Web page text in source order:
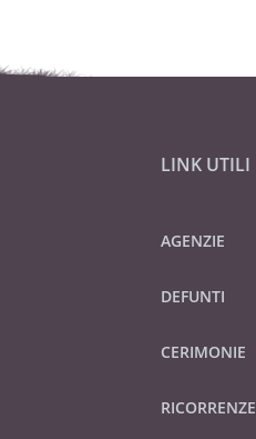
LINK UTILI
AGENZIE
DEFUNTI
CERIMONIE
RICORRENZE